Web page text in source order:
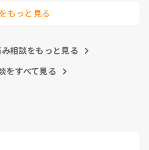
もっと見る
相談をもっと見る
をすべて見る